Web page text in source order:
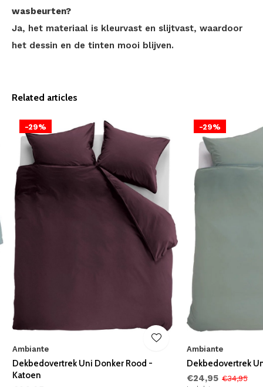
wasbeurten?
Ja, het materiaal is kleurvast en slijtvast, waardoor
het dessin en de tinten mooi blijven.
Related articles
-29%
Ambiante
Dekbedovertrek Uni Donker Rood -
Katoen
-29%
Ambiante
Dekbedovertrek
€24,95 €34,95